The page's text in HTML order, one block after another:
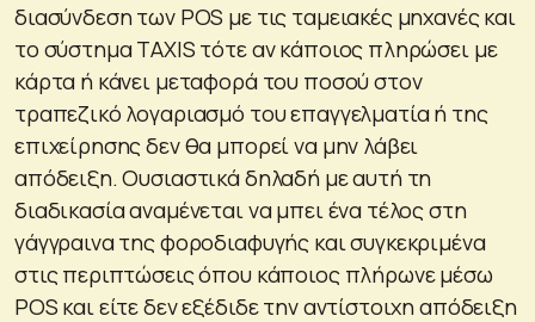
διασύνδεση των POS με τις ταμειακές μηχανές και
το σύστημα TAXIS τότε αν κάποιος πληρώσει με
κάρτα ή κάνει μεταφορά του ποσού στον
τραπεζικό λογαριασμό του επαγγελματία ή της
επιχείρησης δεν θα μπορεί να μην λάβει
απόδειξη. Ουσιαστικά δηλαδή με αυτή τη
διαδικασία αναμένεται να μπει ένα τέλος στη
γάγγραινα της φοροδιαφυγής και συγκεκριμένα
στις περιπτώσεις όπου κάποιος πλήρωνε μέσω
POS και είτε δεν εξέδιδε την αντίστοιχη απόδειξη